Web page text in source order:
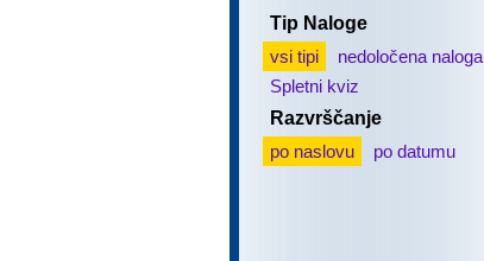
Tip Naloge
vsi tipi
nedoločena naloga
Spletni kviz
Razvrščanje
po naslovu
po datumu